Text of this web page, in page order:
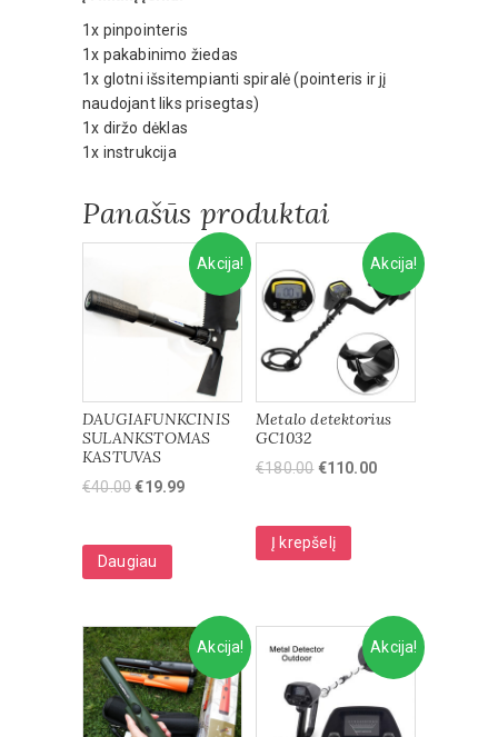
1x pinpointeris
1x pakabinimo žiedas
1x glotni išsitempianti spiralė (pointeris ir jį
naudojant liks prisegtas)
1x diržo dėklas
1x instrukcija
Panašūs produktai
Akcija!
DAUGIAFUNKCINIS
SULANKSTOMAS
KASTUVAS
€40.00 €19.99
Daugiau
Akcija!
Metalo detektorius
GC1032
€180.00 €110.00
Į krepšelį
Akcija! Akcija!